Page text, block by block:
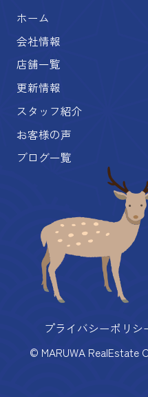
ホーム
会社情報
店舗一覧
更新情報
スタッフ紹介
お客様の声
ブログ一覧
プライバシーポリシ
© MARUWA RealEstate